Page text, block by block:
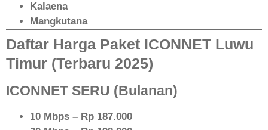
Kalaena
Mangkutana
Daftar Harga Paket ICONNET Luwu
Timur (Terbaru 2025)
ICONNET SERU (Bulanan)
10 Mbps – Rp 187.000